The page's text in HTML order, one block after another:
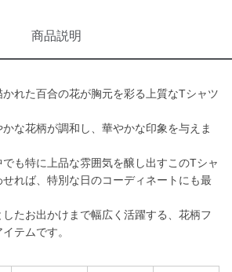
商品説明
れた百合の花が胸元を彩る上質なTシャツ
な花柄が調和し、華やかな印象を与えま
も特に上品な雰囲気を醸し出すこのTシャ
れば、特別な日のコーディネートにも最
たお出かけまで幅広く活躍する、花柄フ
テムです。